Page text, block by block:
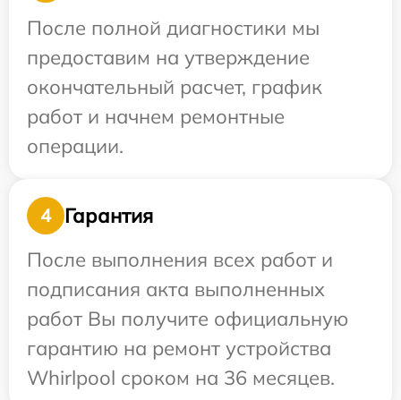
После полной диагностики мы
предоставим на утверждение
окончательный расчет, график
работ и начнем ремонтные
операции.
4
Гарантия
После выполнения всех работ и
подписания акта выполненных
работ Вы получите официальную
гарантию на ремонт устройства
Whirlpool сроком на 36 месяцев.